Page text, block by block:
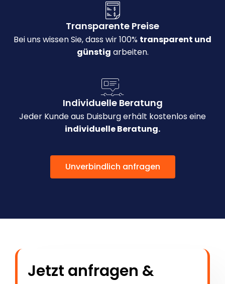
Transparente Preise
Bei uns wissen Sie, dass wir 100% transparent und
günstig arbeiten.
Individuelle Beratung
Jeder Kunde aus Duisburg erhält kostenlos eine
individuelle Beratung.
Unverbindlich anfragen
Jetzt anfragen &